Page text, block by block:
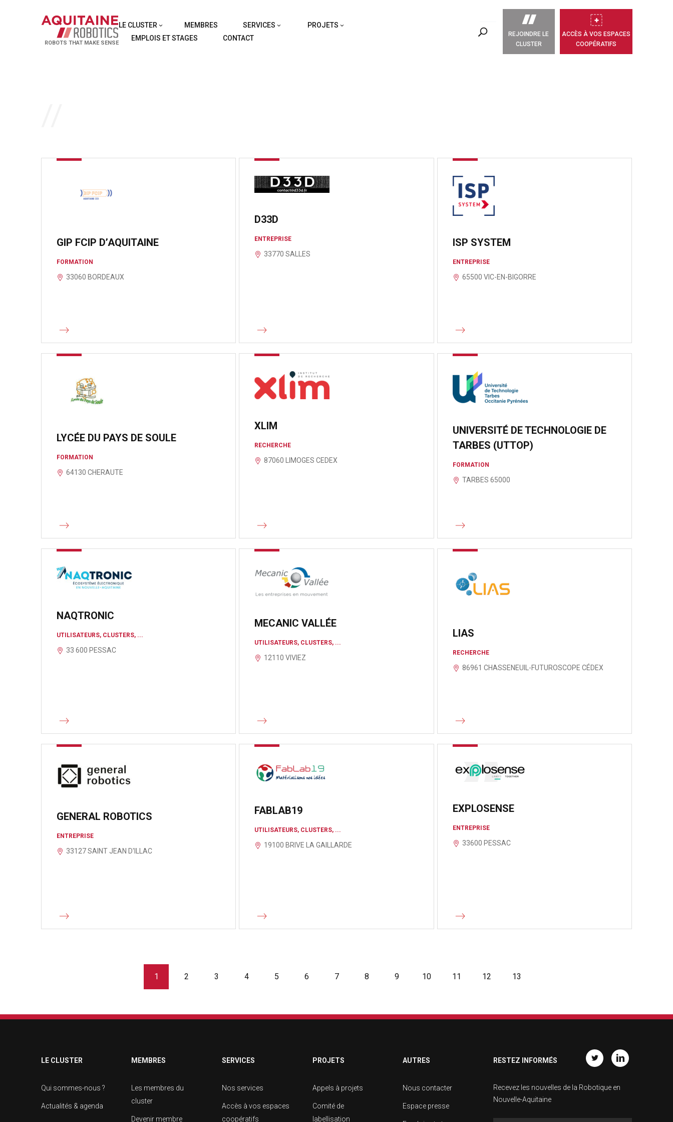
ROBOTS THAT MAKE SENSE
LE CLUSTER MEMBRES SERVICES
PROJETS
EMPLOIS ET STAGES
CONTACT
REJOINDRE LE
CLUSTER
ACCÈS À VOS ESPACES
COOPÉRATIFS
GIP FCIP D’AQUITAINE
FORMATION
33060 BORDEAUX
D33D
ENTREPRISE
33770 SALLES
ISP SYSTEM
ENTREPRISE
65500 VIC-EN-BIGORRE
LYCÉE DU PAYS DE SOULE
FORMATION
64130 CHERAUTE
XLIM
RECHERCHE
87060 LIMOGES CEDEX
UNIVERSITÉ DE TECHNOLOGIE DE
TARBES (UTTOP)
FORMATION
TARBES 65000
NAQTRONIC
UTILISATEURS, CLUSTERS, ...
33 600 PESSAC
MECANIC VALLÉE
UTILISATEURS, CLUSTERS, ...
12110 VIVIEZ
LIAS
RECHERCHE
86961 CHASSENEUIL-FUTUROSCOPE CÉDEX
GENERAL ROBOTICS
ENTREPRISE
33127 SAINT JEAN D'ILLAC
FABLAB19
UTILISATEURS, CLUSTERS, ...
19100 BRIVE LA GAILLARDE
EXPLOSENSE
ENTREPRISE
33600 PESSAC
1 2 3 4 5 6 7 8 9 10 11 12 13
LE CLUSTER
Qui sommes-nous ?
Actualités & agenda
MEMBRES
Les membres du
cluster
Devenir membre
SERVICES
Nos services
Accès à vos espaces
coopératifs
PROJETS
Appels à projets
Comité de
labellisation
AUTRES
Nous contacter
Espace presse
RESTEZ INFORMÉS
Recevez les nouvelles de la Robotique en
Nouvelle-Aquitaine